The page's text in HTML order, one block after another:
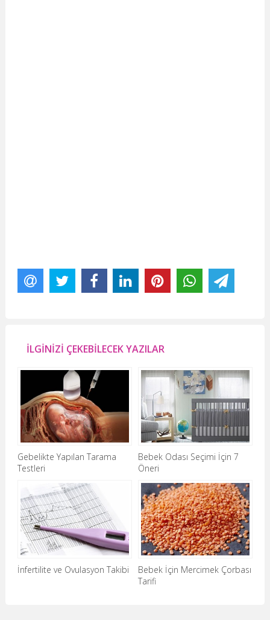
İLGİNİZİ ÇEKEBİLECEK YAZILAR
Gebelikte Yapılan Tarama
Testleri
Bebek Odası Seçimi İçin 7
Öneri
İnfertilite ve Ovulasyon Takibi
Bebek İçin Mercimek Çorbası
Tarifi